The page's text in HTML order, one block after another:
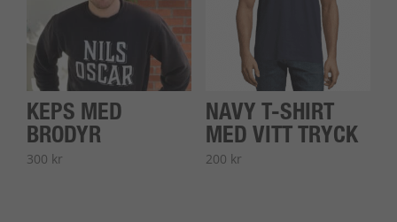
KEPS MED
BRODYR
300 kr
NAVY T-SHIRT
MED VITT TRYCK
200 kr